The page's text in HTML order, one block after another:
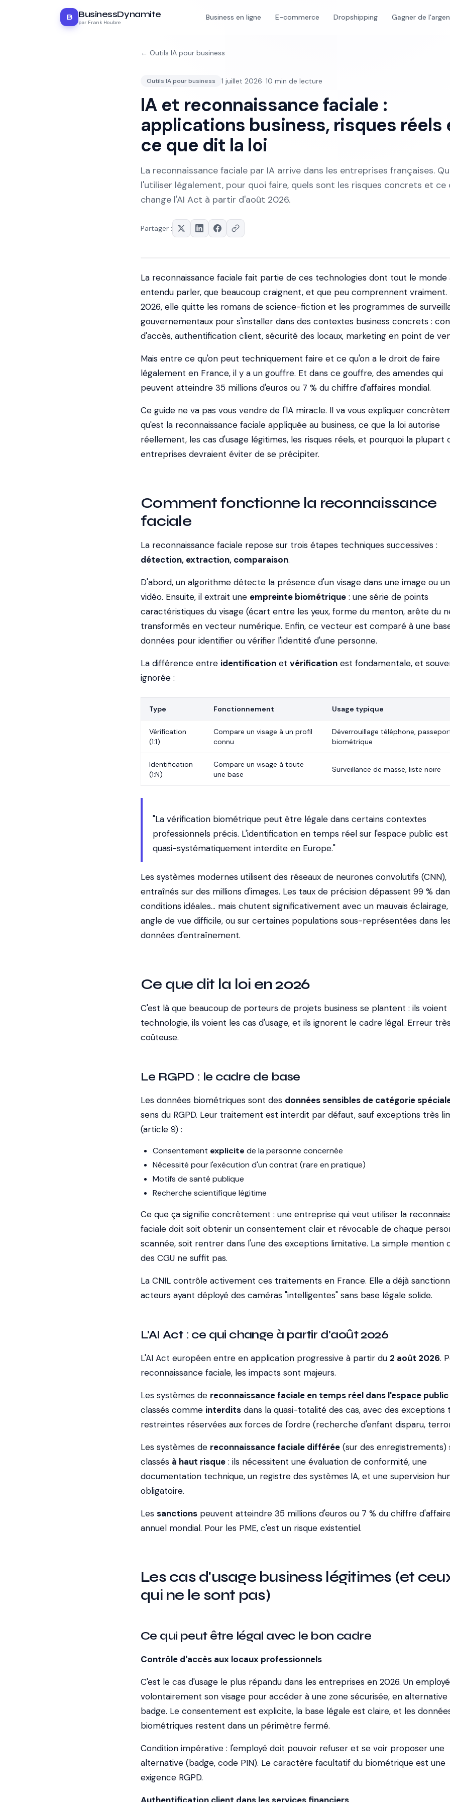
B BusinessDynamite
par Frank Houbre
Business en ligne E-commerce Dropshipping Gagner de
← Outils IA pour business
Outils IA pour business 1 juillet 2026· 10 min de lecture
IA et reconnaissance faciale :
applications business, risques réels
ce que dit la loi
La reconnaissance faciale par IA arrive dans les entreprises françaises.
l'utiliser légalement, pour quoi faire, quels sont les risques concrets et ce
change l'AI Act à partir d'août 2026.
Partager :
La reconnaissance faciale fait partie de ces technologies dont tout le monde
entendu parler, que beaucoup craignent, et que peu comprennent vraiment.
2026, elle quitte les romans de science-fiction et les programmes de
gouvernementaux pour s'installer dans des contextes business concrets :
d'accès, authentification client, sécurité des locaux, marketing en point de
Mais entre ce qu'on peut techniquement faire et ce qu'on a le droit de faire
légalement en France, il y a un gouffre. Et dans ce gouffre, des amendes qui
peuvent atteindre 35 millions d'euros ou 7 % du chiffre d'affaires mondial.
Ce guide ne va pas vous vendre de l'IA miracle. Il va vous expliquer
qu'est la reconnaissance faciale appliquée au business, ce que la loi autorise
réellement, les cas d'usage légitimes, les risques réels, et pourquoi la plupart
entreprises devraient éviter de se précipiter.
Comment fonctionne la reconnaissance
faciale
La reconnaissance faciale repose sur trois étapes techniques successives :
détection, extraction, comparaison.
D'abord, un algorithme détecte la présence d'un visage dans une image ou
vidéo. Ensuite, il extrait une empreinte biométrique : une série de points
caractéristiques du visage (écart entre les yeux, forme du menton, arête du
transformés en vecteur numérique. Enfin, ce vecteur est comparé à une
données pour identifier ou vérifier l'identité d'une personne.
La différence entre identification et vérification est fondamentale, et
ignorée :
Type Fonctionnement Usage typique
Vérification
(1:1)
Compare un visage à un profil
connu
Déverrouillage téléphone,
biométrique
Identification
(1:N)
Compare un visage à toute
une base
Surveillance de masse, liste noire
"La vérification biométrique peut être légale dans certains contextes
professionnels précis. L'identification en temps réel sur l'espace public est
quasi-systématiquement interdite en Europe."
Les systèmes modernes utilisent des réseaux de neurones convolutifs (CNN),
entraînés sur des millions d'images. Les taux de précision dépassent 99 %
conditions idéales... mais chutent significativement avec un mauvais éclairage,
angle de vue difficile, ou sur certaines populations sous-représentées dans
données d'entraînement.
Ce que dit la loi en 2026
C'est là que beaucoup de porteurs de projets business se plantent : ils voient
technologie, ils voient les cas d'usage, et ils ignorent le cadre légal. Erreur
coûteuse.
Le RGPD : le cadre de base
Les données biométriques sont des données sensibles de catégorie
sens du RGPD. Leur traitement est interdit par défaut, sauf exceptions très
(article 9) :
Consentement explicite de la personne concernée
Nécessité pour l'exécution d'un contrat (rare en pratique)
Motifs de santé publique
Recherche scientifique légitime
Ce que ça signifie concrètement : une entreprise qui veut utiliser la
faciale doit soit obtenir un consentement clair et révocable de chaque
scannée, soit rentrer dans l'une des exceptions limitative. La simple mention
des CGU ne suffit pas.
La CNIL contrôle activement ces traitements en France. Elle a déjà
acteurs ayant déployé des caméras "intelligentes" sans base légale solide.
L'AI Act : ce qui change à partir d'août 2026
L'AI Act européen entre en application progressive à partir du 2 août 2026.
reconnaissance faciale, les impacts sont majeurs.
Les systèmes de reconnaissance faciale en temps réel dans l'espace public
classés comme interdits dans la quasi-totalité des cas, avec des exceptions
restreintes réservées aux forces de l'ordre (recherche d'enfant disparu,
Les systèmes de reconnaissance faciale différée (sur des enregistrements)
classés à haut risque : ils nécessitent une évaluation de conformité, une
documentation technique, un registre des systèmes IA, et une supervision
obligatoire.
Les sanctions peuvent atteindre 35 millions d'euros ou 7 % du chiffre
annuel mondial. Pour les PME, c'est un risque existentiel.
Les cas d'usage business légitimes (et
qui ne le sont pas)
Ce qui peut être légal avec le bon cadre
Contrôle d'accès aux locaux professionnels
C'est le cas d'usage le plus répandu dans les entreprises en 2026. Un
volontairement son visage pour accéder à une zone sécurisée, en alternative
badge. Le consentement est explicite, la base légale est claire, et les
biométriques restent dans un périmètre fermé.
Condition impérative : l'employé doit pouvoir refuser et se voir proposer une
alternative (badge, code PIN). Le caractère facultatif du biométrique est une
exigence RGPD.